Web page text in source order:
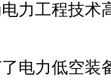
力工程技术
力低空装